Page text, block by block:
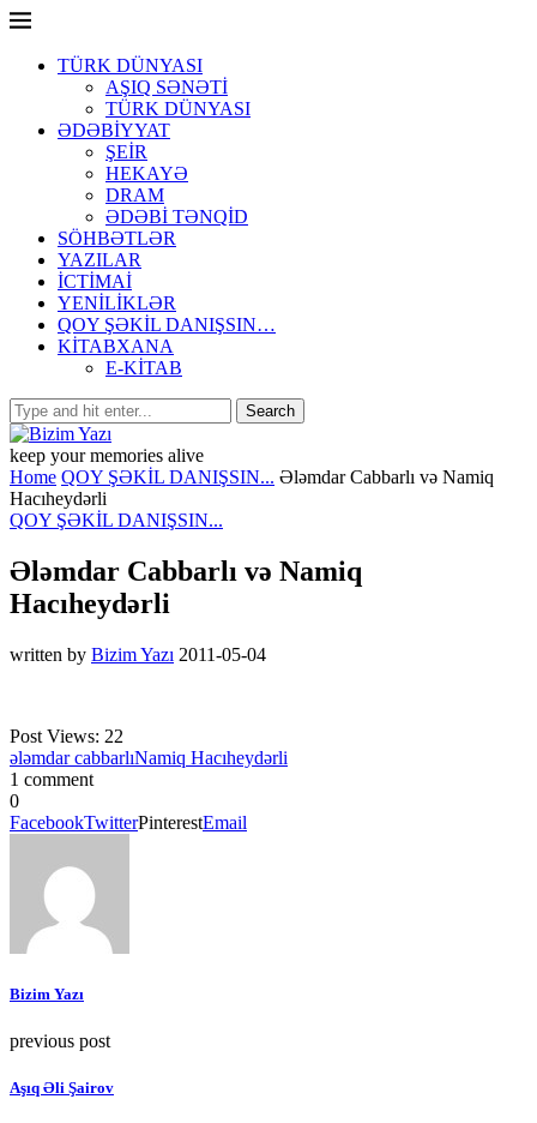
TÜRK DÜNYASI
AŞIQ SƏNƏTİ
TÜRK DÜNYASI
ƏDƏBİYYAT
ŞEİR
HEKAYƏ
DRAM
ƏDƏBİ TƏNQİD
SÖHBƏTLƏR
YAZILAR
İCTİMAİ
YENİLİKLƏR
QOY ŞƏKİL DANIŞSIN…
KİTABXANA
E-KİTAB
keep your memories alive
Home QOY ŞƏKİL DANIŞSIN... Ələmdar Cabbarlı və Namiq
Hacıheydərli
QOY ŞƏKİL DANIŞSIN...
Ələmdar Cabbarlı və Namiq
Hacıheydərli
written by Bizim Yazı 2011-05-04
Post Views: 22
ələmdar cabbarlıNamiq Hacıheydərli
1 comment
0
FacebookTwitterPinterestEmail
Bizim Yazı
previous post
Aşıq Əli Şairov